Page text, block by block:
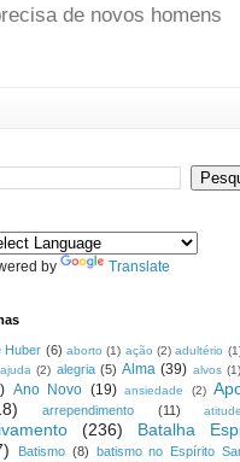
de novos homens
by Translate
Huber (6) aborto (1) ação (2) adultério
ajuda (2) alegria (5) Alma (39) alvos (1)
Ano Novo (19) ansiedade (2)
arrependimento (11) atitude
(236)
Batalha
Batismo (8) batismo no Espírito